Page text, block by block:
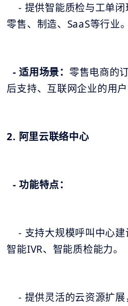
- 提供智能质检与工单闭
零售、制造、SaaS等行业。
- 适用场景： 零售电商的
后支持、互联网企业的用户
2. 阿里云联络中心
- 功能特点：
- 支持大规模呼叫中心建
智能IVR、智能质检能力。
- 提供灵活的云资源扩展